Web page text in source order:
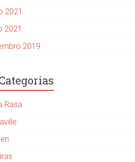
2021
2021
2019
Rasa